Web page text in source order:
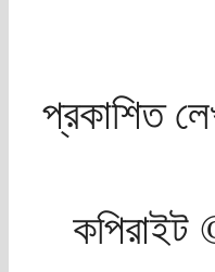
প্রকাশিত